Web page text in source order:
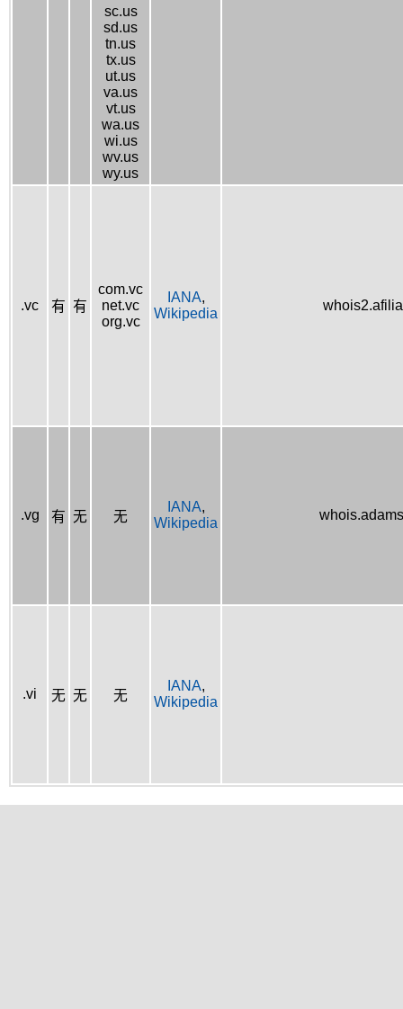
sc.us
sd.us
tn.us
tx.us
ut.us
va.us
vt.us
wa.us
wi.us
wv.us
wy.us
.vc 有 有
com.vc
net.vc
org.vc
IANA,
Wikipedia
.vg 有 无 无
IANA,
Wikipedia
.vi 无 无 无
IANA,
Wikipedia